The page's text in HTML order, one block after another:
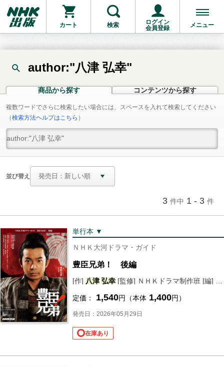
カート 検索
ログイン
会員登録
メニュー
author:"八津 弘幸"
商品から探す コンテンツから探す
複数ワードでさらに検索したい場合には、スペースを入れて検索してください
（検索方法ヘルプはこちら ）
並び替え
3 件中 1 - 3 件
単行本 ▼
ＮＨＫ大河ドラマ・ガイド
豊臣兄弟！ 後編
[作] 八津 弘幸 [監修] ＮＨＫドラマ制作班 [編] ＮＨＫ出版
定価： 1,540円（本体 1,400円）
発売日：2026年05月29日
在庫あり